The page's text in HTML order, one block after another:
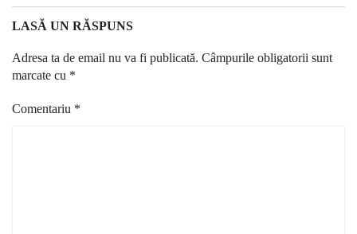
LASĂ UN RĂSPUNS
Adresa ta de email nu va fi publicată. Câmpurile obligatorii sunt
marcate cu *
Comentariu *